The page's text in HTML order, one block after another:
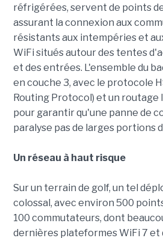
réfrigérées, servent de points
assurant la connexion aux
résistants aux intempéries et
WiFi situés autour des tentes
et des entrées. L'ensemble du
en couche 3, avec le protocole
Routing Protocol) et un routage
pour garantir qu'une panne de
paralyse pas de larges portions
Un réseau à haut risque
Sur un terrain de golf, un tel
colossal, avec environ 500
100 commutateurs, dont
dernières plateformes WiFi 7 et